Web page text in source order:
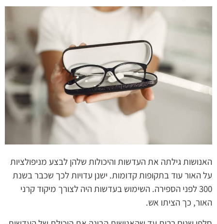
האנושות גילתה את העדשות והיכולות שלהן לבצע מניפולציות
על האור עוד בתקופות קדומות. ישנן עדויות לכך שכבר בשנת
300 לפני הספירה. השימוש בעדשות היה לצורך מיקוד קרני
האור, כך הציתו אש.